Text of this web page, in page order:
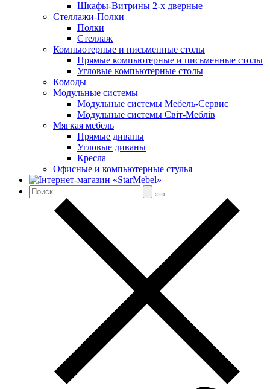
Шкафы-Витрины 2-х дверные
Стеллажи-Полки
Полки
Стеллаж
Компьютерные и письменные столы
Прямые компьютерные и письменные столы
Угловые компьютерные столы
Комоды
Модульные системы
Модульные системы Мебель-Сервис
Модульные системы Світ-Meблів
Мягкая мебель
Прямые диваны
Угловые диваны
Кресла
Офисные и компьютерные стулья